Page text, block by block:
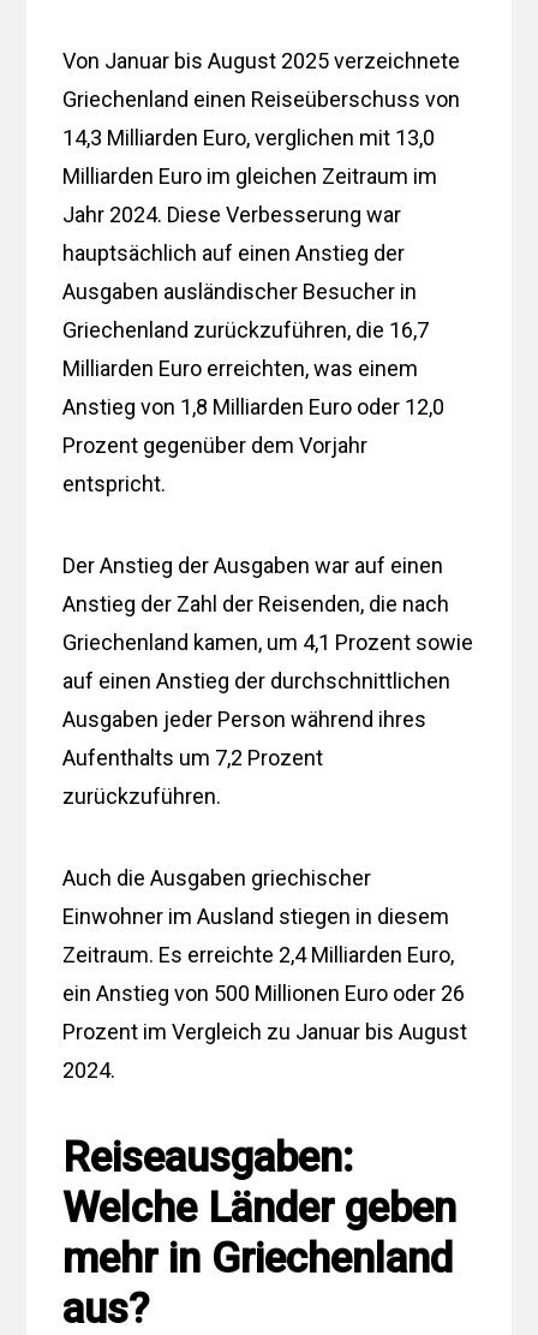
Von Januar bis August 2025 verzeichnete
Griechenland einen Reiseüberschuss von
14,3 Milliarden Euro, verglichen mit 13,0
Milliarden Euro im gleichen Zeitraum im
Jahr 2024. Diese Verbesserung war
hauptsächlich auf einen Anstieg der
Ausgaben ausländischer Besucher in
Griechenland zurückzuführen, die 16,7
Milliarden Euro erreichten, was einem
Anstieg von 1,8 Milliarden Euro oder 12,0
Prozent gegenüber dem Vorjahr
entspricht.
Der Anstieg der Ausgaben war auf einen
Anstieg der Zahl der Reisenden, die nach
Griechenland kamen, um 4,1 Prozent sowie
auf einen Anstieg der durchschnittlichen
Ausgaben jeder Person während ihres
Aufenthalts um 7,2 Prozent
zurückzuführen.
Auch die Ausgaben griechischer
Einwohner im Ausland stiegen in diesem
Zeitraum. Es erreichte 2,4 Milliarden Euro,
ein Anstieg von 500 Millionen Euro oder 26
Prozent im Vergleich zu Januar bis August
2024.
Reiseausgaben:
Welche Länder geben
mehr in Griechenland
aus?